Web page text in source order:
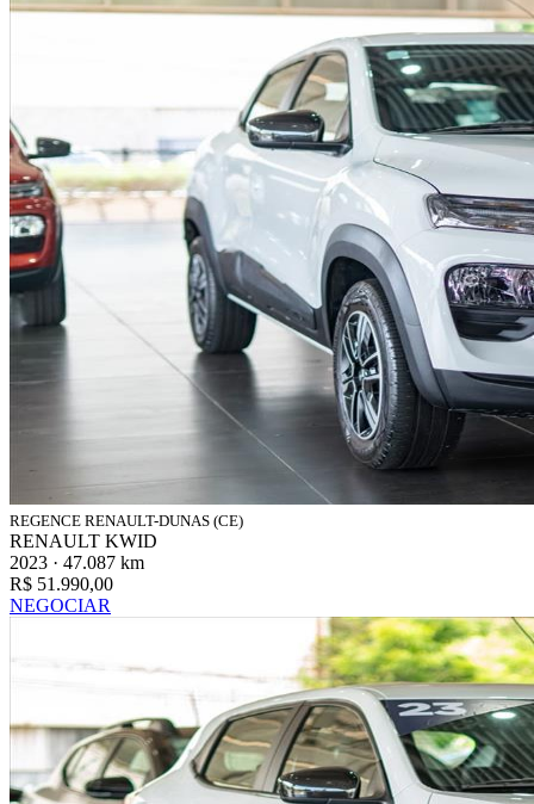
REGENCE RENAULT-DUNAS (CE)
RENAULT KWID
2023 · 47.087 km
R$ 51.990,00
NEGOCIAR